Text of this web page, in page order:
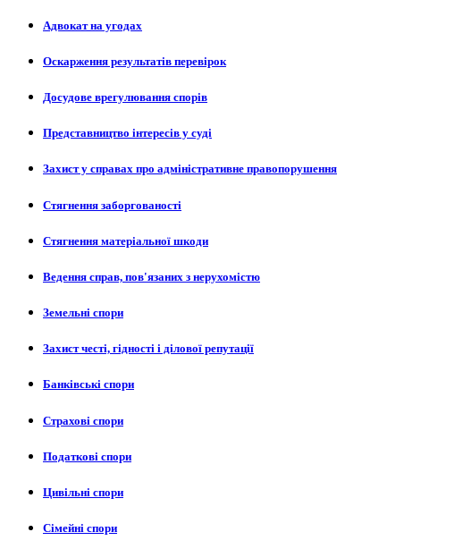
Адвокат на угодах
Оскарження результатів перевірок
Досудове врегулювання спорів
Представництво інтересів у суді
Захист у справах про адміністративне правопорушення
Стягнення заборгованості
Стягнення матеріальної шкоди
Ведення справ, пов'язаних з нерухомістю
Земельні спори
Захист честі, гідності і ділової репутації
Банківські спори
Страхові спори
Податкові спори
Цивільні спори
Сімейні спори